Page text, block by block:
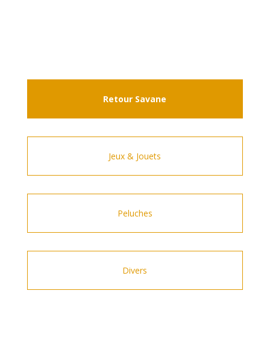
Retour Savane
Jeux & Jouets
Peluches
Divers